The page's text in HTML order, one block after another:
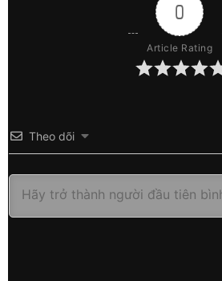
0
Article Rating
Theo dõi